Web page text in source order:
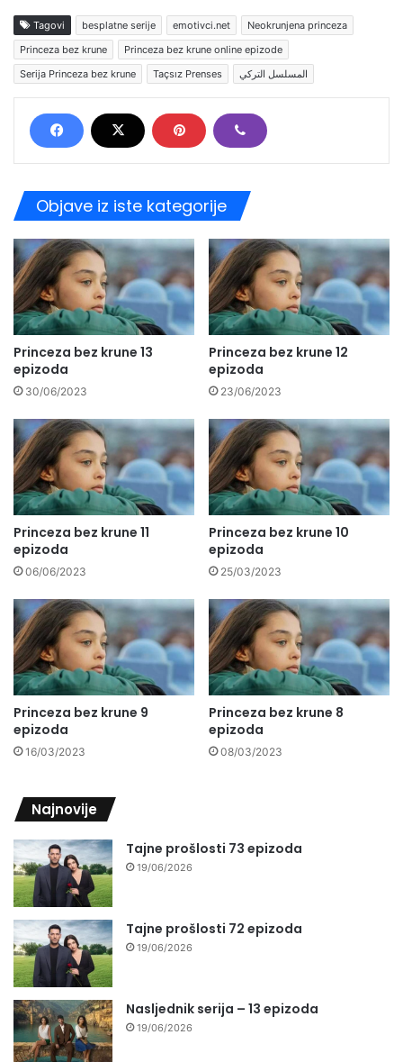
Tagovi besplatne serije emotivci.net
Neokrunjena princeza
Princeza bez krune
Princeza bez krune online epizode
Serija Princeza bez krune
Taçsız Prenses المسلسل التركي
Objave iz iste kategorije
Princeza bez krune 13
epizoda
30/06/2023
Princeza bez krune 12
epizoda
23/06/2023
Princeza bez krune 11
epizoda
06/06/2023
Princeza bez krune 10
epizoda
25/03/2023
Princeza bez krune 9
epizoda
16/03/2023
Princeza bez krune 8
epizoda
08/03/2023
Najnovije
Tajne prošlosti 73 epizoda
19/06/2026
Tajne prošlosti 72 epizoda
19/06/2026
Nasljednik serija – 13 epizoda
19/06/2026